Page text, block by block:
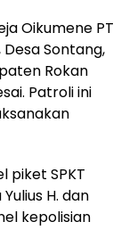
Oikumene PT
Sontang,
Rokan
Patroli ini
piket SPKT
H. dan
kepolisian